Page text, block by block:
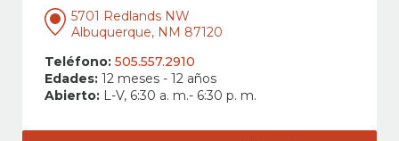
5701 Redlands NW
Albuquerque, NM 87120
Teléfono: 505.557.2910
Edades: 12 meses - 12 años
Abierto: L-V, 6:30 a. m.- 6:30 p. m.